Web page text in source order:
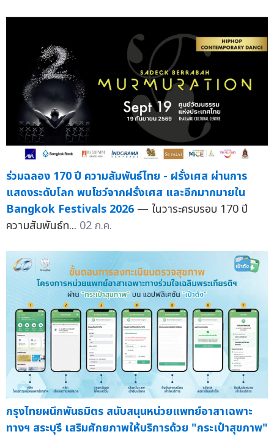
ร่วมฉลอง 170 ปี ความสัมพันธ์ไทย - ฝรั่งเศส ผ่านการ
แสดงระดับโลก พบโชว์จากฝรั่งเศส และอีกมากมายใน
Bangkok Festivals 2026 — ในวาระครบรอบ 170 ปี
ความสัมพันธ์ท... 02 ก.ค.
กรุงไทยผนึกพันธมิตร สนับสนุนหน่วยแพทย์อาสาเฉพาะ
ทางฯ สระบุรี เสริมศักยภาพให้บริการด้วย "กระเป๋าสุขภาพ"